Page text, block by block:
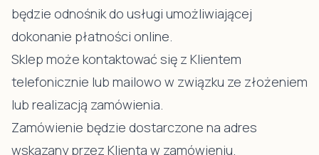
będzie odnośnik do usługi umożliwiającej
dokonanie płatności online.
Sklep może kontaktować się z Klientem
telefonicznie lub mailowo w związku ze złożeniem
lub realizacją zamówienia.
Zamówienie będzie dostarczone na adres
wskazany przez Klienta w zamówieniu.